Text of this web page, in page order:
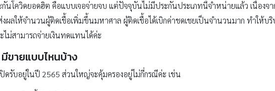
นโควิดยอดฮิต คือแบบเจอจ่ายจบ แต่ปัจจุบันไม่มีประกันประเภทนี้จำหน่ายแล้ว เนื่องจ
งผลให้จำนวนผู้ติดเชื้อเพิ่มขึ้นมหาศาล ผู้ติดเชื้อได้เบิกค่าชดเชยเป็นจำนวนมาก ทำใ
ไม่สามารถจ่ายเงินทดแทนได้ค่ะ
มีขายแบบไหนบ้าง
ดรับอยู่ในปี 2565 ส่วนใหญ่จะคุ้มครองอยู่ไม่กี่กรณีค่ะ เช่น